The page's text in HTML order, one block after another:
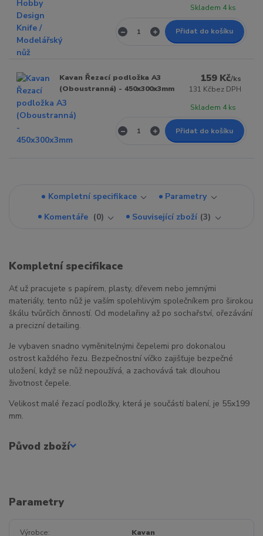
Skladem 4 ks
Přidat do košíku
Kavan Řezací podložka A3
(Oboustranná) - 450x300x3mm
159 Kč/ks
131 Kčbez DPH
Skladem 4 ks
Přidat do košíku
Kompletní specifikace
Parametry
Komentáře
0 Související zboží 3
Kompletní specifikace
Ať už pracujete s papírem, plasty, dřevem nebo jemnými
materiály, tento nůž je vaším spolehlivým společníkem pro širokou
škálu tvůrčích činností. Od modelařiny až po sochařství, ořezávání
a precizní detailing.
Je vybaven snadno vyměnitelnými čepelemi pro dokonalou
ostrost každého řezu. Bezpečnostní víčko zajišťuje bezpečné
uložení, když se nůž nepoužívá, a zachovává tak dlouhou
životnost čepele.
Velikost malé řezací podložky, která je součástí balení, je 55x199
mm.
Původ zboží
Parametry
Výrobce Kavan